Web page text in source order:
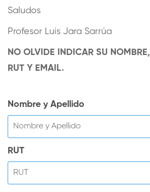
Saludos
Profesor Luis Jara Sarrúa
NO OLVIDE INDICAR SU NOMBRE,
RUT Y EMAIL.
Nombre y Apellido
RUT